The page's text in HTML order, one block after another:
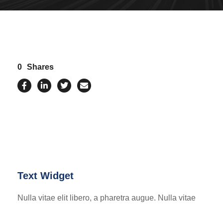
0 Shares
Text Widget
Nulla vitae elit libero, a pharetra augue. Nulla vitae